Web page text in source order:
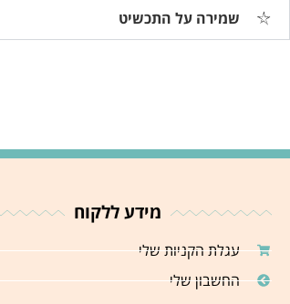
שמירה על התכשיט
מידע ללקוח
עגלת הקניות שלי
החשבון שלי